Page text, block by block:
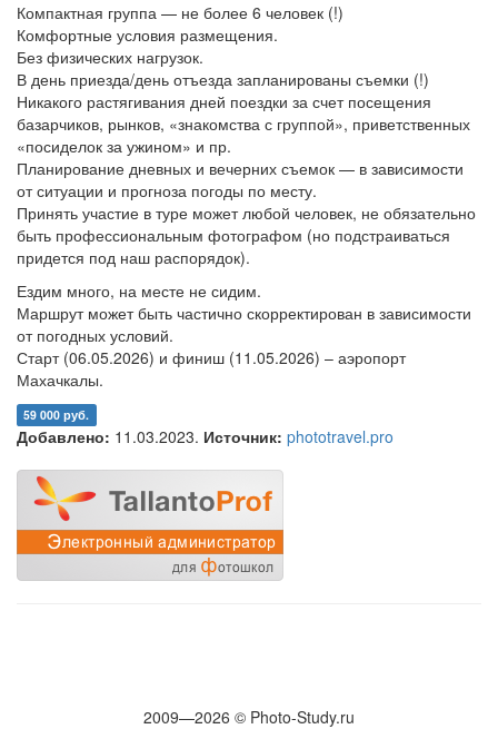
Компактная группа — не более 6 человек (!)
Комфортные условия размещения.
Без физических нагрузок.
В день приезда/день отъезда запланированы съемки (!)
Никакого растягивания дней поездки за счет посещения
базарчиков, рынков, «знакомства с группой», приветственных
«посиделок за ужином» и пр.
Планирование дневных и вечерних съемок — в зависимости
от ситуации и прогноза погоды по месту.
Принять участие в туре может любой человек, не обязательно
быть профессиональным фотографом (но подстраиваться
придется под наш распорядок).
Ездим много, на месте не сидим.
Маршрут может быть частично скорректирован в зависимости
от погодных условий.
Старт (06.05.2026) и финиш (11.05.2026) – аэропорт
Махачкалы.
59 000 руб.
Добавлено: 11.03.2023. Источник: phototravel.pro
2009—2026 © Photo-Study.ru